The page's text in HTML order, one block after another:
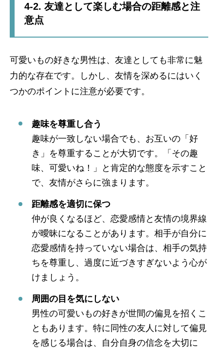
4-2. 友達として楽しむ場合の距離感と注
意点
可愛いもの好きな男性は、友達としても非常に魅
力的な存在です。しかし、友情を深めるにはいく
つかのポイントに注意が必要です。
趣味を尊重し合う
趣味が一致しない場合でも、お互いの「好
き」を尊重することが大切です。「その趣
味、可愛いね！」と肯定的な態度を示すこと
で、友情がさらに強まります。
距離感を適切に保つ
仲が良くなるほど、恋愛感情と友情の境界線
が曖昧になることがあります。相手が自分に
恋愛感情を持っていない場合は、相手の気持
ちを尊重し、過度に近づきすぎないよう心が
けましょう。
周囲の目を気にしない
男性の可愛いもの好きが世間の偏見を招くこ
ともあります。特に同性の友人に対して偏見
を感じる場合は、自分自身の信念を大切に